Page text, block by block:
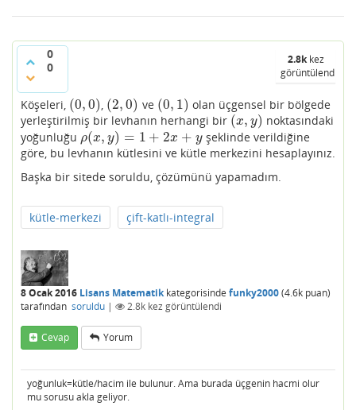
0
0
2.8kkez
görüntülendi
Köşeleri, (0,0)
(0,0 ) , (2, 0)
(2,0 ) ve (0, 1)
(0,1 )
olan üçgensel bir bölgede
yerleştirilmiş bir levhanın herhangi bir (x, y)
(x,y
noktasındaki
yoğunluğu ρ(x, y) = 1 + 2x + y
ρ(x,y) =1 +2x +y
şeklinde verildiğine
göre, bu levhanın kütlesini ve kütle merkezini hesaplayınız.
Başka bir sitede soruldu, çözümünü yapamadım.
kütle-merkezi çift-katlı-integral
8 Ocak 2016 Lisans Matematikkategorisinde funky2000(4.6k puan)
tarafından soruldu | 2.8k kez görüntülendi
Cevap Yorum
yoğunluk=kütle/hacim ile bulunur. Ama burada üçgenin hacmi olur
mu sorusu akla geliyor.